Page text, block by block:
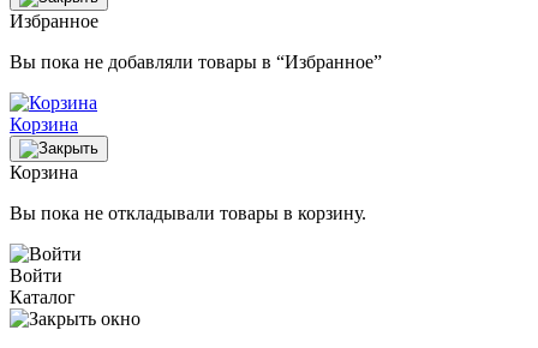
Избранное
Вы пока не добавляли товары в “Избранное”
Корзина
Корзина
Вы пока не откладывали товары в корзину.
Войти
Каталог